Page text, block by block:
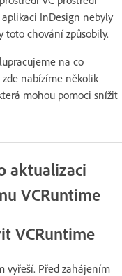
InDesign nebyly
toto chování způsobily.
na co
nabízíme několik
mohou pomoci snížit
aktualizaci
VCRuntime
VCRuntime
vyřeší. Před zahájením